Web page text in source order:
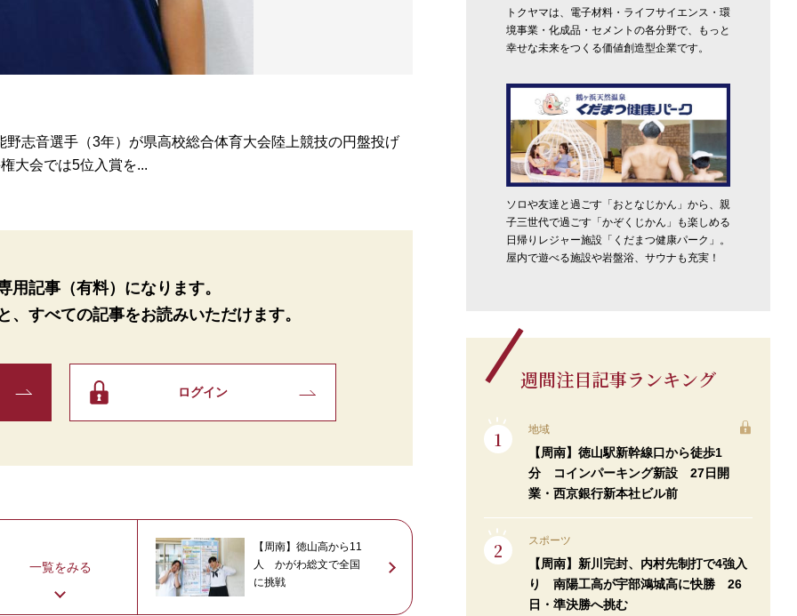
志音選手（3年）が県高校総合体育大会陸上競技の円盤投げ
大会では5位入賞を...
用記事（有料）になります。
、 すべての記事をお読みいただけます。
ログイン
一覧をみる
【周南】徳山高から11
人 かがわ総文で全国
に挑戦
トクヤマは、電子材料・ライフサイエンス・環
境事業・化成品・セメントの各分野で、もっと
幸せな未来をつくる価値創造型企業です。
ソロや友達と過ごす「おとなじかん」から、親
子三世代で過ごす「かぞくじかん」も楽しめる
日帰りレジャー施設「くだまつ健康パーク」。
屋内で遊べる施設や岩盤浴、サウナも充実！
週間注目記事ランキング
地域
【周南】徳山駅新幹線口から徒歩1
分 コインパーキング新設 27日開
業・西京銀行新本社ビル前
スポーツ
【周南】新川完封、内村先制打で4強入
り 南陽工高が宇部鴻城高に快勝 26
日・準決勝へ挑む